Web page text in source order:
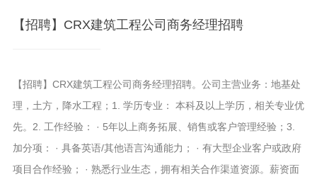
【招聘】CRX建筑工程公司商务经理招聘
【招聘】CRX建筑工程公司商务经理招聘。公司主营业务：地基处
理，土方，降水工程；1. 学历专业： 本科及以上学历，相关专业优
先。2. 工作经验： · 5年以上商务拓展、销售或客户管理经验；3.
加分项： · 具备英语/其他语言沟通能力； · 有大型企业客户或政府
项目合作经验； · 熟悉行业生态，拥有相关合作渠道资源。薪资面